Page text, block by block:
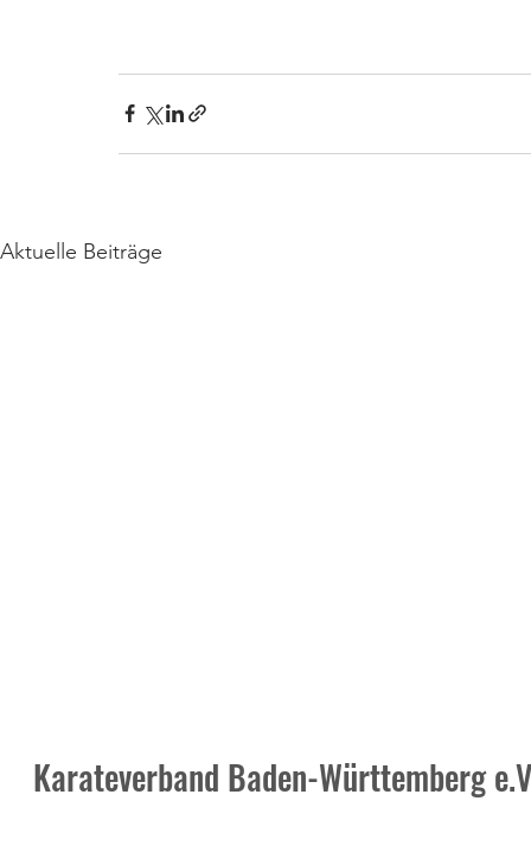
Aktuelle Beiträge
Karateverband Baden-Württemberg